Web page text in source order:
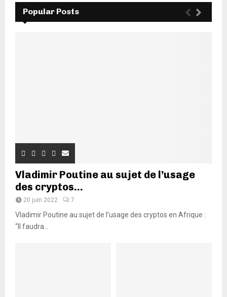
Popular Posts
Vladimir Poutine au sujet de l’usage
des cryptos...
20 juin 2022 7
Vladimir Poutine au sujet de l’usage des cryptos en Afrique :
“Il faudra...